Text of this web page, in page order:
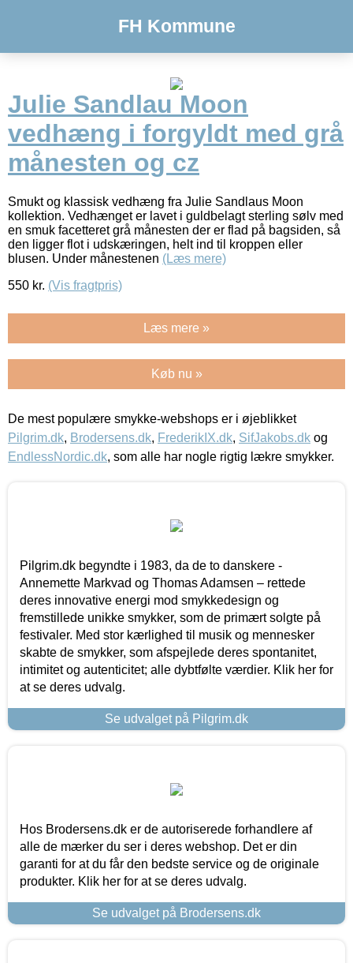
FH Kommune
Julie Sandlau Moon
vedhæng i forgyldt med grå
månesten og cz
Smukt og klassisk vedhæng fra Julie Sandlaus Moon
kollektion. Vedhænget er lavet i guldbelagt sterling sølv med
en smuk facetteret grå månesten der er flad på bagsiden, så
den ligger flot i udskæringen, helt ind til kroppen eller
blusen. Under månestenen (Læs mere)
550 kr. (Vis fragtpris)
Læs mere »
Køb nu »
De mest populære smykke-webshops er i øjeblikket
Pilgrim.dk, Brodersens.dk, FrederikIX.dk, SifJakobs.dk og
EndlessNordic.dk, som alle har nogle rigtig lækre smykker.
Pilgrim.dk begyndte i 1983, da de to danskere -
Annemette Markvad og Thomas Adamsen – rettede
deres innovative energi mod smykkedesign og
fremstillede unikke smykker, som de primært solgte på
festivaler. Med stor kærlighed til musik og mennesker
skabte de smykker, som afspejlede deres spontanitet,
intimitet og autenticitet; alle dybtfølte værdier. Klik her for
at se deres udvalg.
Se udvalget på Pilgrim.dk
Hos Brodersens.dk er de autoriserede forhandlere af
alle de mærker du ser i deres webshop. Det er din
garanti for at du får den bedste service og de originale
produkter. Klik her for at se deres udvalg.
Se udvalget på Brodersens.dk